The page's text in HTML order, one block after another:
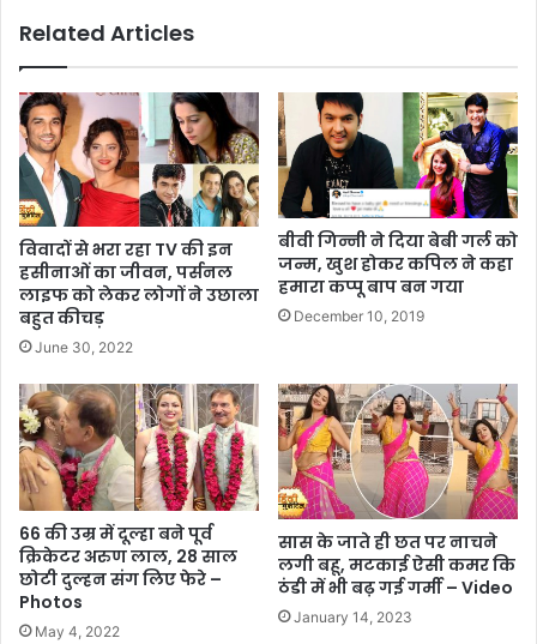
Related Articles
विवादों से भरा रहा TV की इन
हसीनाओं का जीवन, पर्सनल
लाइफ को लेकर लोगों ने उछाला
बहुत कीचड़
June 30, 2022
बीवी गिन्नी ने दिया बेबी गर्ल को
जन्म, खुश होकर कपिल ने कहा
हमारा कप्पू बाप बन गया
December 10, 2019
66 की उम्र में दूल्हा बने पूर्व
क्रिकेटर अरुण लाल, 28 साल
छोटी दुल्हन संग लिए फेरे –
Photos
May 4, 2022
सास के जाते ही छत पर नाचने
लगी बहू, मटकाई ऐसी कमर कि
ठंडी में भी बढ़ गई गर्मी – Video
January 14, 2023